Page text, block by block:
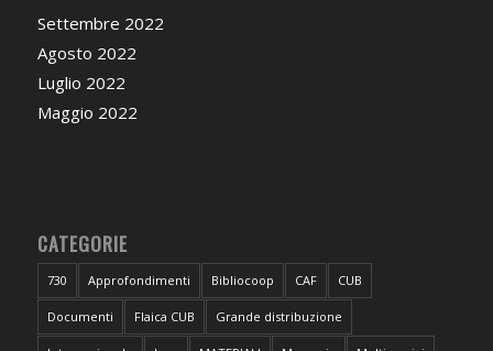
Settembre 2022
Agosto 2022
Luglio 2022
Maggio 2022
CATEGORIE
730 Approfondimenti Bibliocoop CAF CUB
Documenti Flaica CUB Grande distribuzione